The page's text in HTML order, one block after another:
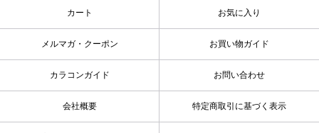
カート お気に入り
メルマガ・クーポン お買い物ガイド
カラコンガイド お問い合わせ
会社概要 特定商取引に基づく表示